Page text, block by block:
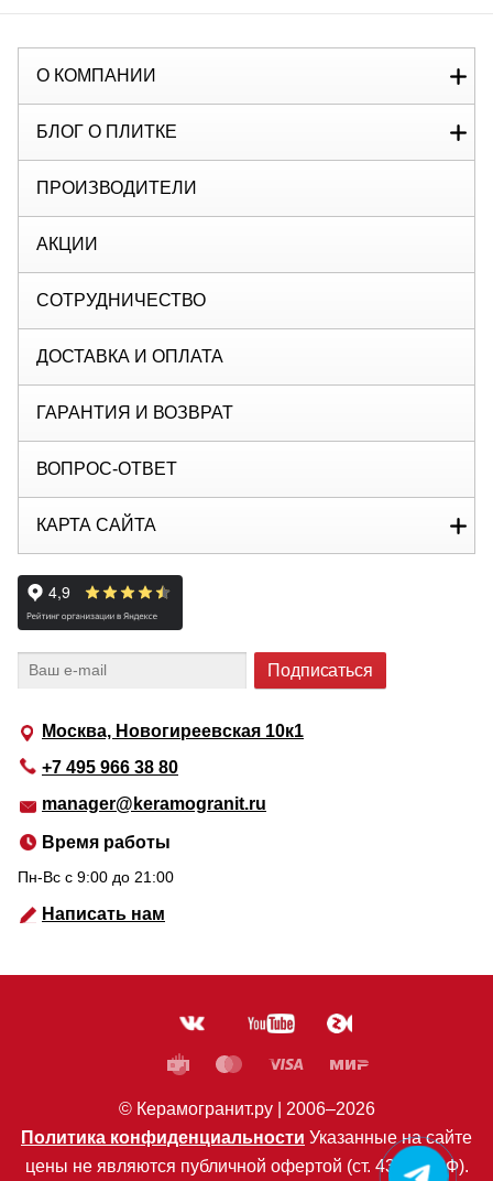
Москва, Новогиреевская 10к1
+7 495 966 38 80
manager@keramogranit.ru
Время работы
Пн-Вс c 9:00 до 21:00
Написать нам
О КОМПАНИИ
БЛОГ О ПЛИТКЕ
ПРОИЗВОДИТЕЛИ
АКЦИИ
СОТРУДНИЧЕСТВО
ДОСТАВКА И ОПЛАТА
ГАРАНТИЯ И ВОЗВРАТ
ВОПРОС-ОТВЕТ
КАРТА САЙТА
© Керамогранит.ру | 2006–2026
Политика конфиденциальности Указанные на сайте
цены не являются публичной офертой (ст. 435 ГК РФ).